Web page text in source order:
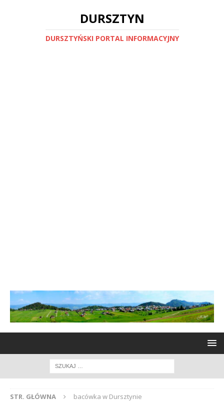
DURSZTYN
DURSZTYŃSKI PORTAL INFORMACYJNY
STR. GŁÓWNA bacówka w Dursztynie